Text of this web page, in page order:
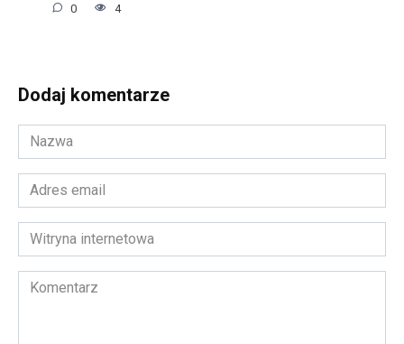
0 4
Dodaj komentarze
Nazwa
*
Adres
email
*Witryna
internetowa
Komentarz